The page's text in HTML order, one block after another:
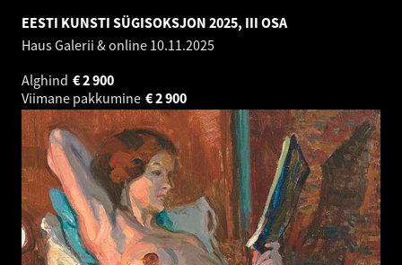
EESTI KUNSTI SÜGISOKSJON 2025, III OSA
Haus Galerii & online 10.11.2025
Alghind
2 900
€
Viimane pakkumine
2 900
€